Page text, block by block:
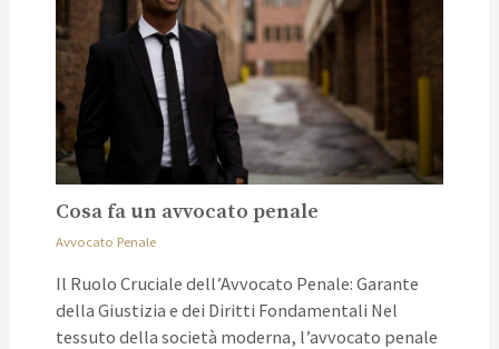
Cosa fa un avvocato penale
Avvocato Penale
Il Ruolo Cruciale dell’Avvocato Penale: Garante
della Giustizia e dei Diritti Fondamentali Nel
tessuto della società moderna, l’avvocato penale